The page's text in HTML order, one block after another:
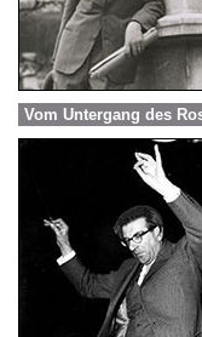
Vom Untergang des